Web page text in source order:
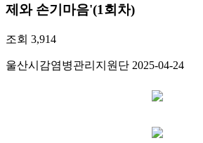
제와 손기마음'(1회차)
조회 3,914
울산시감염병관리지원단 2025-04-24